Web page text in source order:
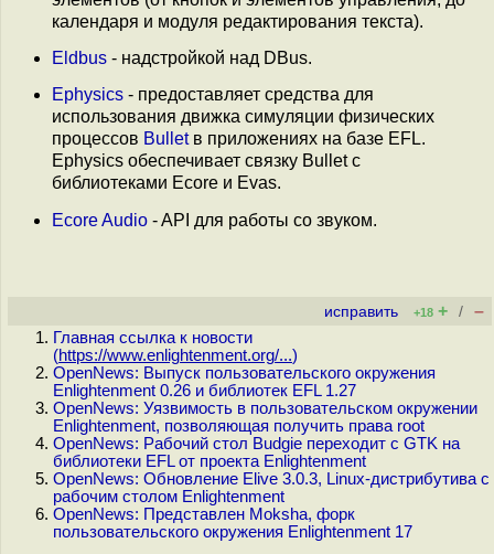
календаря и модуля редактирования текста).
Eldbus - надстройкой над DBus.
Ephysics - предоставляет средства для
использования движка симуляции физических
процессов Bulletв приложениях на базе EFL.
Ephysics обеспечивает связку Bullet с
библиотеками Ecore и Evas.
Ecore Audio - API для работы со звуком.
исправить +18 + / –
Главная ссылка к новости
(https://www.enlightenment.org/...)
OpenNews: Выпуск пользовательского окружения
Enlightenment 0.26 и библиотек EFL 1.27
OpenNews: Уязвимость в пользовательском окружении
Enlightenment, позволяющая получить права root
OpenNews: Рабочий стол Budgie переходит с GTK на
библиотеки EFL от проекта Enlightenment
OpenNews: Обновление Elive 3.0.3, Linux-дистрибутива с
рабочим столом Enlightenment
OpenNews: Представлен Moksha, форк
пользовательского окружения Enlightenment 17